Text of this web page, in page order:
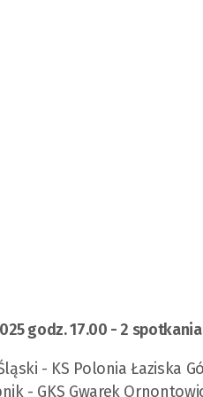
godz. 17.00 - 2 spotkania
- KS Polonia Łaziska
- GKS Gwarek